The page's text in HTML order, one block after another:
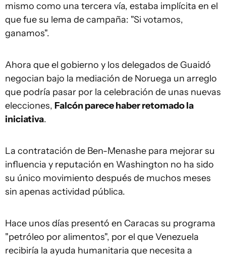
mismo como una tercera vía, estaba implícita en el
que fue su lema de campaña: "Si votamos,
ganamos".
Ahora que el gobierno y los delegados de Guaidó
negocian bajo la mediación de Noruega un arreglo
que podría pasar por la celebración de unas nuevas
elecciones, Falcón parece haber retomado la
iniciativa.
La contratación de Ben-Menashe para mejorar su
influencia y reputación en Washington no ha sido
su único movimiento después de muchos meses
sin apenas actividad pública.
Hace unos días presentó en Caracas su programa
"petróleo por alimentos", por el que Venezuela
recibiría la ayuda humanitaria que necesita a